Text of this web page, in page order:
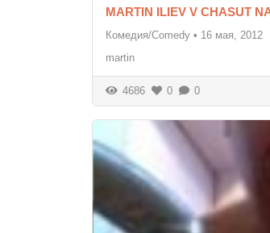
MARTIN ILIEV V CHASUT
Комедия/Comedy • 16 мая, 2012
martin
4686 0 0